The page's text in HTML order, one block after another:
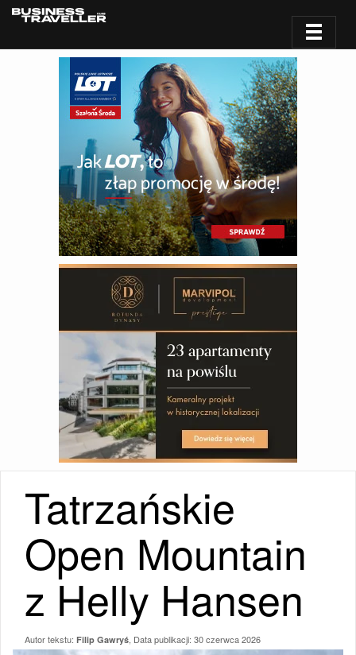
Tatrzańskie
Open Mountain
z Helly Hansen
Autor tekstu: Filip Gawryś , Data publikacji: 30 czerwca 2026